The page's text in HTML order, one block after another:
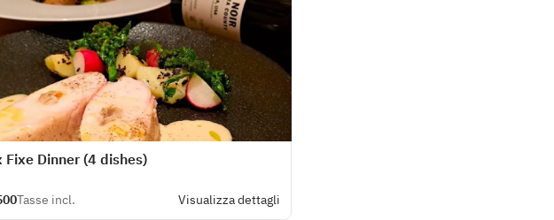
Fixe Dinner (4 dishes)
Tasse incl. Visualizza dettagli